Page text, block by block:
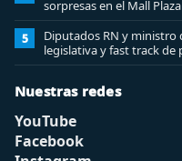
sorpresas en el Mall
5
Diputados RN y ministro
legislativa y fast track de
Nuestras redes
YouTube
Facebook